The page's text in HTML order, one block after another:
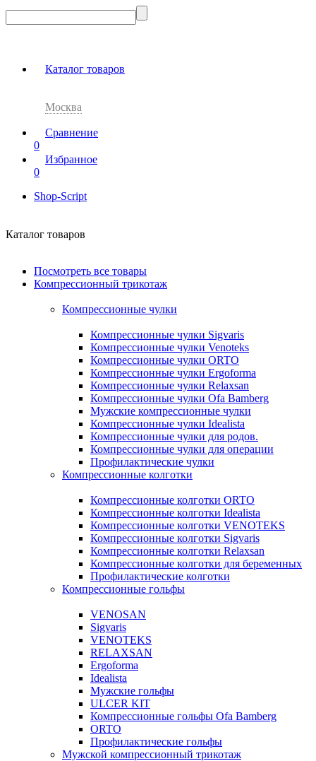
Каталог товаров
Москва
Сравнение
0
Избранное
0
Shop-Script
Каталог товаров
Посмотреть все товары
Компрессионный трикотаж
Компрессионные чулки
Компрессионные чулки Sigvaris
Компрессионные чулки Venoteks
Компрессионные чулки ORTO
Компрессионные чулки Ergoforma
Компрессионные чулки Relaxsan
Компрессионные чулки Ofa Bamberg
Мужские компрессионные чулки
Компрессионные чулки Idealista
Компрессионные чулки для родов.
Компрессионные чулки для операции
Профилактические чулки
Компрессионные колготки
Компрессионные колготки ORTO
Компрессионные колготки Idealista
Компрессионные колготки VENOTEKS
Компрессионные колготки Sigvaris
Компрессионные колготки Relaxsan
Компрессионные колготки для беременных
Профилактические колготки
Компрессионные гольфы
VENOSAN
Sigvaris
VENOTEKS
RELAXSAN
Ergoforma
Idealista
Мужские гольфы
ULCER KIT
Компрессионные гольфы Ofa Bamberg
ORTO
Профилактические гольфы
Мужской компрессионный трикотаж